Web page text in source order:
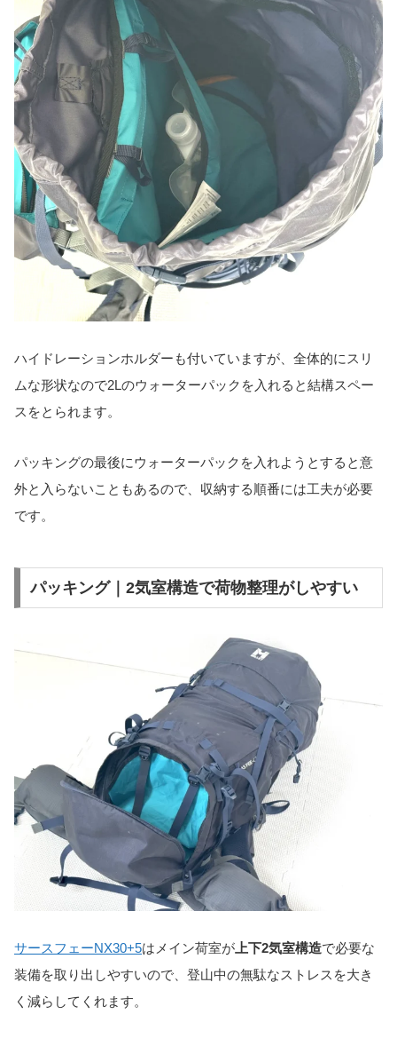
ハイドレーションホルダーも付いていますが、全体的にスリ
ムな形状なので2Lのウォーターパックを入れると結構スペー
スをとられます。
パッキングの最後にウォーターパックを入れようとすると意
外と入らないこともあるので、収納する順番には工夫が必要
です。
パッキング｜2気室構造で荷物整理がしやすい
サースフェーNX30+5はメイン荷室が 上下2気室構造で必要な
装備を取り出しやすいので、登山中の無駄なストレスを大き
く減らしてくれます。